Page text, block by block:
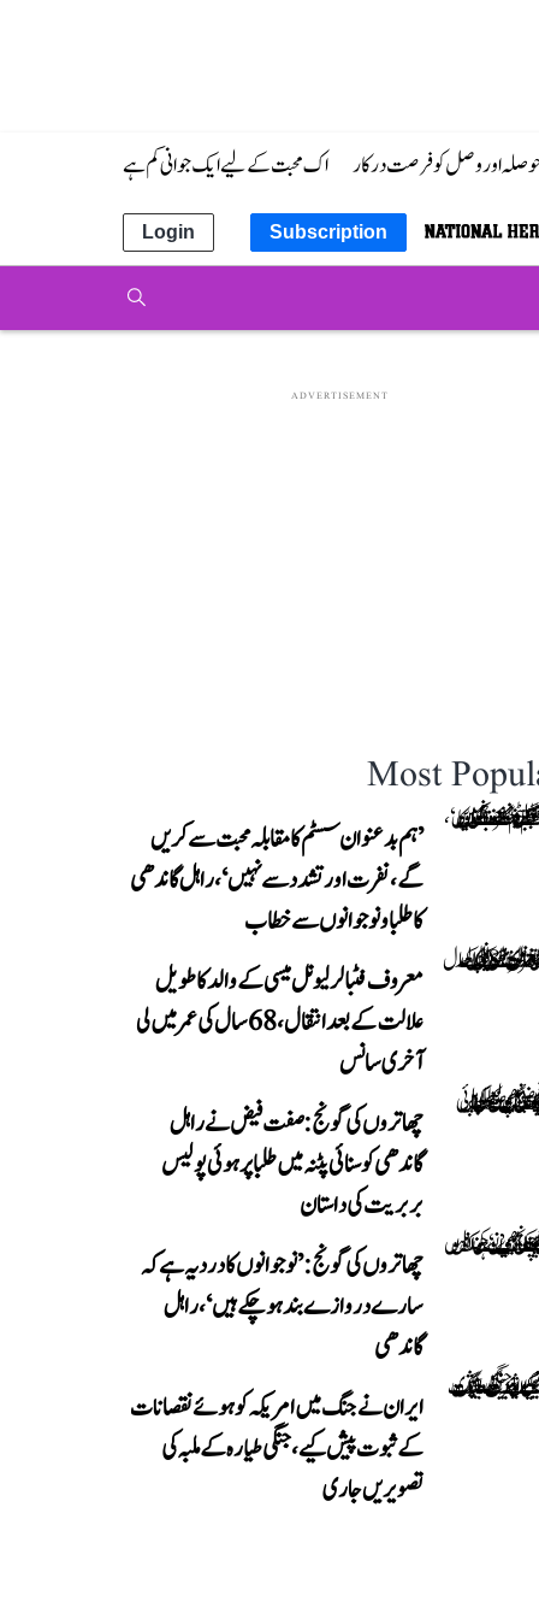
حوصلہ اور وصل کو فرصت درکار اک محبت کے لیے ایک جوانی کم ہے
Subscription
Login
ADVERTISEMENT
Most
’ہم بدعنوان سسٹم کا مقابلہ محبت سے کریں
گے، نفرت اور تشدد سے نہیں‘، راہل گاندھی
کا طلبا و نوجوانوں سے خطاب
معروف فٹبالر لیونل میسی کے والد کا طویل
علالت کے بعد انتقال، 68 سال کی عمر میں لی
آخری سانس
چھاتروں کی گونج: صفت فیض نے راہل
گاندھی کو سنائی پٹنہ میں طلبا پر ہوئی پولیس
بربریت کی داستان
چھاتروں کی گونج: ’نوجوانوں کا درد یہ ہے کہ
سارے دروازے بند ہو چکے ہیں‘، راہل
گاندھی
ایران نے جنگ میں امریکہ کو ہوئے نقصانات
کے ثبوت پیش کیے، جنگی طیارہ کے ملبہ کی
تصویریں جاری